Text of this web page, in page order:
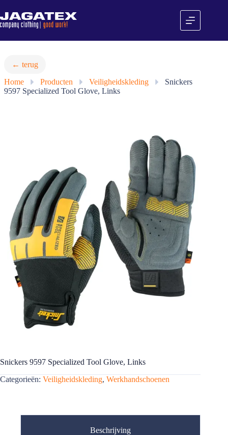
naar
de
inhoud
← terug
Home
» Producten » Veiligheidskleding »
Snickers
9597 Specialized Tool Glove, Links
Snickers 9597 Specialized Tool Glove, Links
Categorieën: Veiligheidskleding, Werkhandschoenen
Beschrijving